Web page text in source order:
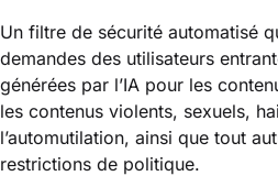
Un filtre de sécurité automatisé
demandes des utilisateurs
générées par l’IA pour les
les contenus violents, sexuels,
l’automutilation, ainsi que tout
restrictions de politique.